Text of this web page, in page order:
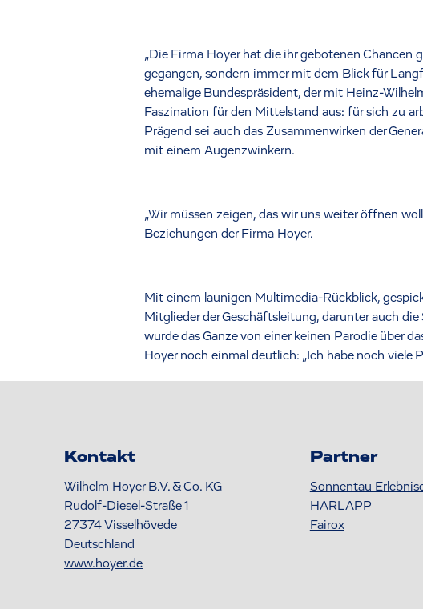
„Die Firma Hoyer hat die ihr gebotenen Chancen
gegangen, sondern immer mit dem Blick für
ehemalige Bundespräsident, der mit Heinz-
Faszination für den Mittelstand aus: für sich zu
Prägend sei auch das Zusammenwirken der
mit einem Augenzwinkern.
„Wir müssen zeigen, das wir uns weiter öffnen
Beziehungen der Firma Hoyer.
Mit einem launigen Multimedia-Rückblick,
Mitglieder der Geschäftsleitung, darunter auch
wurde das Ganze von einer keinen Parodie über
Hoyer noch einmal deutlich: „Ich habe noch viele
Kontakt
Wilhelm Hoyer B.V. & Co. KG
Rudolf-Diesel-Straße 1
27374Visselhövede
Deutschland
www.hoyer.de
Partner
Sonnentau
HARLAPP
Fairox